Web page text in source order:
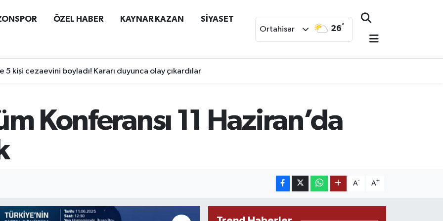
ÖZEL HABER KAYNAR KAZAN SİYASET
Ortahisar 26°
5 kişi cezaevini boyladı! Kararı duyunca olay çıkardılar
Konferansı 11 Haziran’da
A- A+